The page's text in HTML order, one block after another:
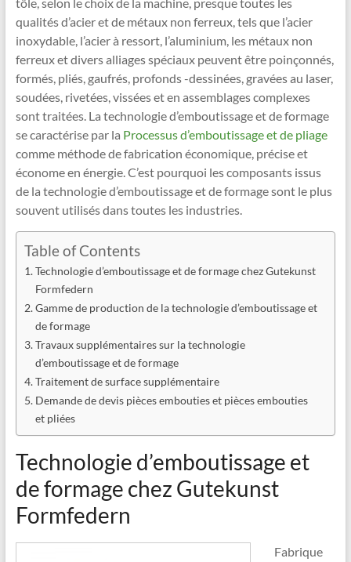
qualités d’acier et de métaux non ferreux, tels que l’acier
inoxydable, l’acier à ressort, l’aluminium, les métaux non
ferreux et divers alliages spéciaux peuvent être poinçonnés,
formés, pliés, gaufrés, profonds -dessinées, gravées au laser,
soudées, rivetées, vissées et en assemblages complexes
sont traitées. La technologie d’emboutissage et de formage
se caractérise par la Processus d’emboutissage et de pliage
comme méthode de fabrication économique, précise et
économe en énergie. C’est pourquoi les composants issus
de la technologie d’emboutissage et de formage sont le plus
souvent utilisés dans toutes les industries.
Table of Contents
Technologie d’emboutissage et de formage chez Gutekunst
Formfedern
Gamme de production de la technologie d’emboutissage et
de formage
Travaux supplémentaires sur la technologie
d’emboutissage et de formage
Traitement de surface supplémentaire
Demande de devis pièces embouties et pièces embouties
et pliées
Technologie d’emboutissage et
de formage chez Gutekunst
Formfedern
Fabrique